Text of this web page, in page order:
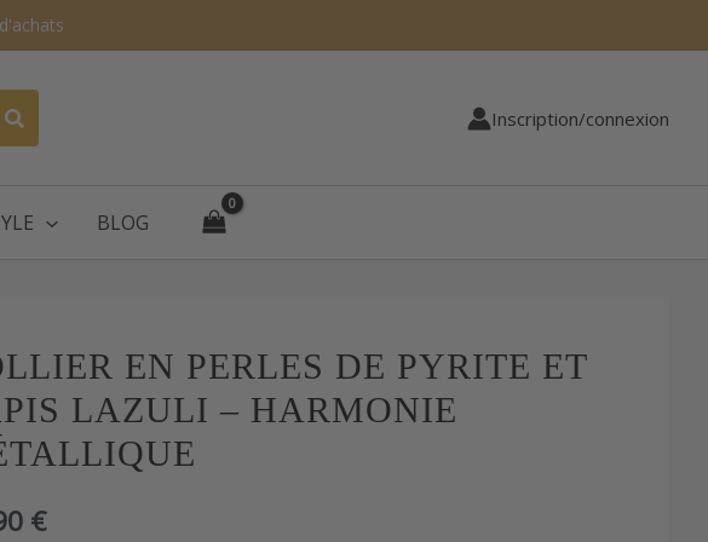
Inscription/connexion
BLOG
EN PERLES DE PYRITE ET
LAZULI – HARMONIE
€